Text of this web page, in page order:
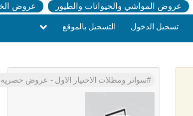
عروض المواشي والحيوانات والطيور عروض
تسجيل الدخول التسجيل بالموقع
سواتر ومظلات الاختيار الاول - عروض حصريه وخصومات جديد للمظلات والسواتر -